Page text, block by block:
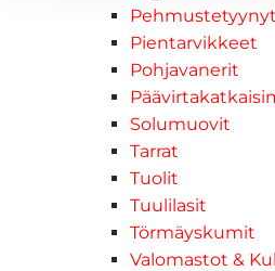
Pehmustetyynyt
Pientarvikkeet
Pohjavanerit
Solumuovit
Tarrat
Tuolit
Tuulilasit
Törmäyskumit
Valomastot &